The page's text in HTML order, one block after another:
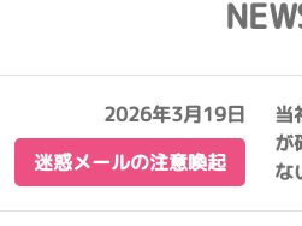
2026年3月19日
迷惑メールの注意喚起
当
が
な